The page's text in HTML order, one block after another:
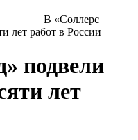
В «Соллерс
лет работ в России
подвели
лет